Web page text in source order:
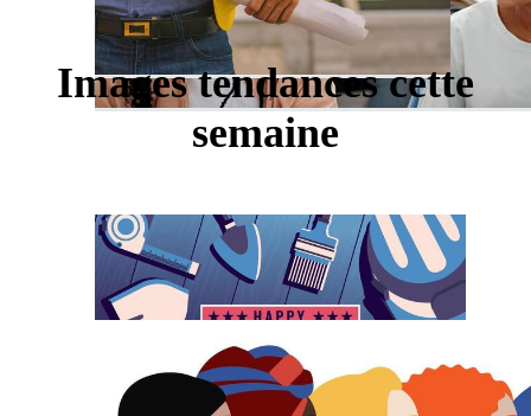
Images tendances cette
semaine